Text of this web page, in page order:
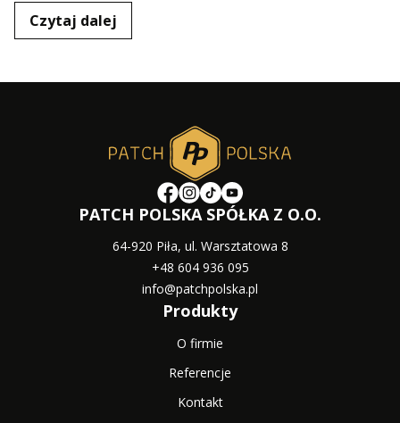
Czytaj dalej
PATCH POLSKA SPÓŁKA Z O.O.
64-920 Piła, ul. Warsztatowa 8
+48 604 936 095
info@patchpolska.pl
Produkty
O firmie
Referencje
Kontakt